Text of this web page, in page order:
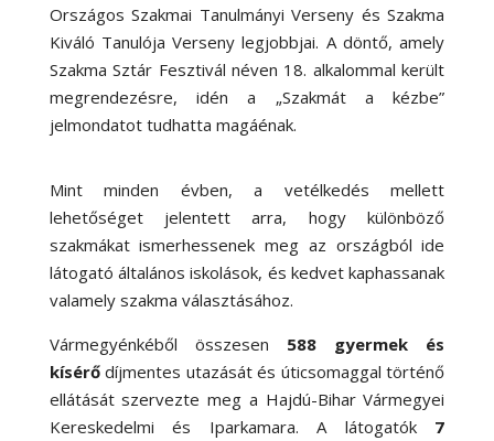
Országos Szakmai Tanulmányi Verseny és Szakma
Kiváló Tanulója Verseny legjobbjai. A döntő, amely
Szakma Sztár Fesztivál néven 18. alkalommal került
megrendezésre, idén a „Szakmát a kézbe”
jelmondatot tudhatta magáénak.
Mint minden évben, a vetélkedés mellett
lehetőséget jelentett arra, hogy különböző
szakmákat ismerhessenek meg az országból ide
látogató általános iskolások, és kedvet kaphassanak
valamely szakma választásához.
Vármegyénkéből összesen 588 gyermek és
kísérődíjmentes utazását és úticsomaggal történő
ellátását szervezte meg a Hajdú-Bihar Vármegyei
Kereskedelmi és Iparkamara. A látogatók 7